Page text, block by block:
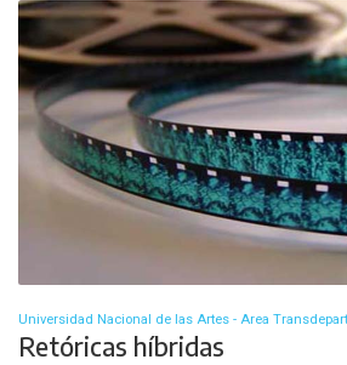
Universidad Nacional de las Artes - Area
Retóricas híbridas